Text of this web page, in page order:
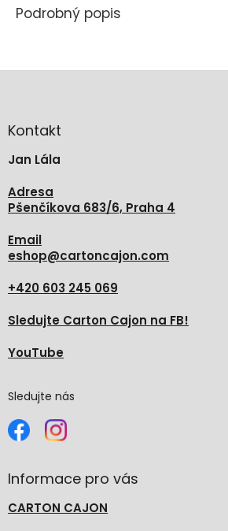
Podrobný popis
aKontakt
Jan Lála
Adresa
Pšenčíkova 683/6, Praha 4
Email
eshop@cartoncajon.com
+420 603 245 069
Sledujte Carton Cajon na FB!
YouTube
Sledujte nás
Informace pro vás
CARTON CAJON